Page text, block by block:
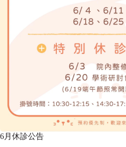
6月休診公告